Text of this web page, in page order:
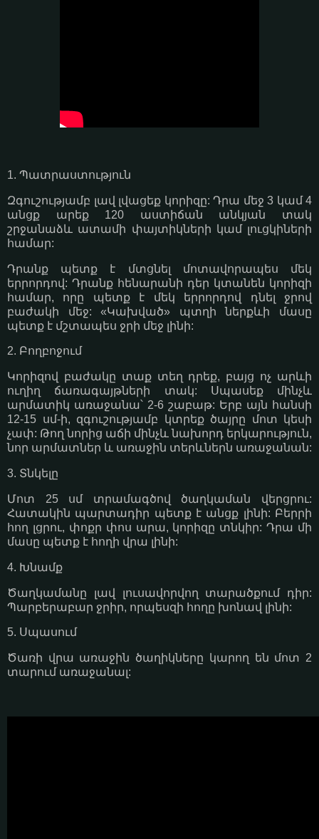
1. Պատրաստություն
Զգուշությամբ լավ լվացեք կորիզը: Դրա մեջ 3 կամ 4
անցք արեք 120 աստիճան անկյան տակ
շրջանաձև ատամի փայտիկների կամ լուցկիների
համար:
Դրանք պետք է մտցնել մոտավորապես մեկ
երրորդով: Դրանք հենարանի դեր կտանեն կորիզի
համար, որը պետք է մեկ երրորդով դնել ջրով
բաժակի մեջ: «Կախված» պտղի ներքևի մասը
պետք է մշտապես ջրի մեջ լինի:
2. Բողբոջում
Կորիզով բաժակը տաք տեղ դրեք, բայց ոչ արևի
ուղիղ ճառագայթների տակ: Սպասեք մինչև
արմատիկ առաջանա՝ 2-6 շաբաթ: Երբ այն հանսի
12-15 սմ-ի, զգուշությամբ կտրեք ծայրը մոտ կեսի
չափ: Թող նորից աճի մինչև նախորդ երկարություն,
նոր արմատներ և առաջին տերևներն առաջանան:
3. Տնկելը
Մոտ 25 սմ տրամագծով ծաղկաման վերցրու:
Հատակին պարտադիր պետք է անցք լինի: Բերրի
հող լցրու, փոքր փոս արա, կորիզը տնկիր: Դրա մի
մասը պետք է հողի վրա լինի:
4. Խնամք
Ծաղկամանը լավ լուսավորվող տարածքում դիր:
Պարբերաբար ջրիր, որպեսզի հողը խոնավ լինի:
5. Սպասում
Ծառի վրա առաջին ծաղիկները կարող են մոտ 2
տարում առաջանալ: